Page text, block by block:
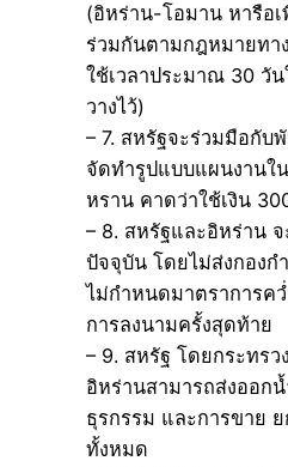
(อิหร่าน-โอมาน หารือ
ร่วมกันตามกฎหมายทา
ใช้เวลาประมาณ 30 วั
วางไว้)
– 7. สหรัฐจะร่วมมือกั
จัดทำรูปแบบแผนงานใ
หราน คาดว่าใช้เงิน
– 8. สหรัฐและอิหร่าน
ปัจจุบัน โดยไม่ส่งกองก
ไม่กำหนดมาตราการค
การลงนามครั้งสุดท้าย
– 9. สหรัฐ โดยกระทร
อิหร่านสามารถส่งออก
ธุรกรรม และการขาย
ทั้งหมด